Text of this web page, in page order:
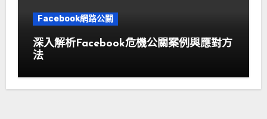
Facebook網路公關
深入解析Facebook危機公關案例與應對方
法